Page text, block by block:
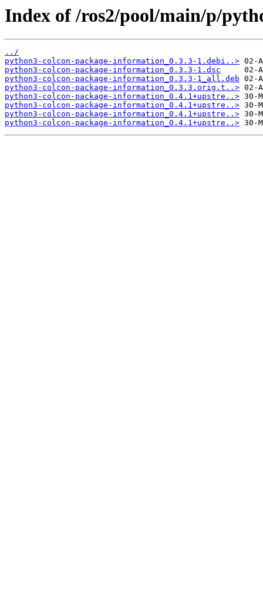
Index of /ros2/pool/main/p/
../
python3-colcon-package-information_0.3.3-1.debi..>
python3-colcon-package-information_0.3.3-1.dsc
python3-colcon-package-information_0.3.3-1_all.deb
python3-colcon-package-information_0.3.3.orig.t..>
python3-colcon-package-information_0.4.1+upstre..>
python3-colcon-package-information_0.4.1+upstre..>
python3-colcon-package-information_0.4.1+upstre..>
python3-colcon-package-information_0.4.1+upstre..>